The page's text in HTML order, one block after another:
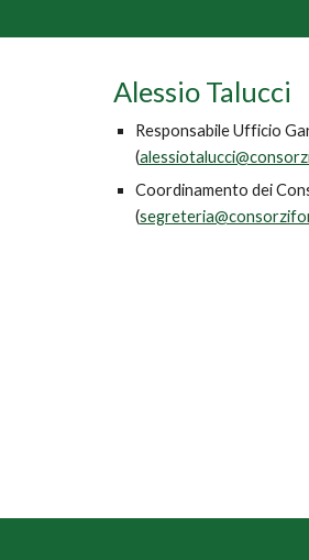
Alessio Talucci
Responsabile Ufficio
(
Coordinamento dei
(